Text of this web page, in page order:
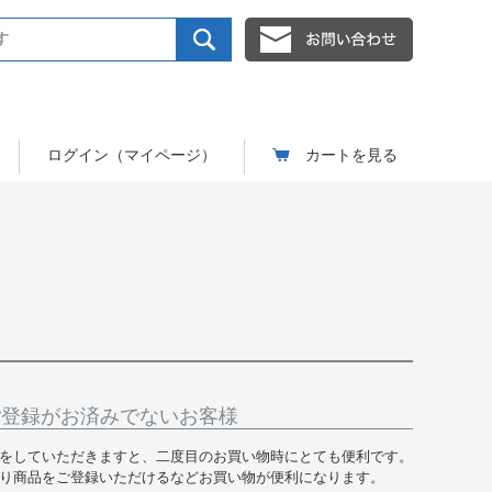
ログイン（マイページ） カートを見る
録がお済みでないお客様
していただきますと、二度目のお買い物時にとても便利です。
商品をご登録いただけるなどお買い物が便利になります。